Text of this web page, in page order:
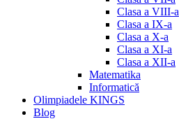
Clasa a VIII-a
Clasa a IX-a
Clasa a X-a
Clasa a XI-a
Clasa a XII-a
Matematika
Informatică
Olimpiadele KINGS
Blog